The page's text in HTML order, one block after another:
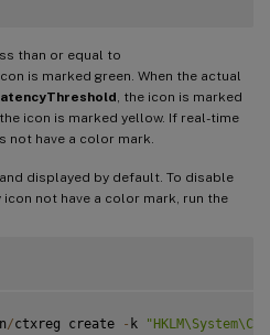
than or equal to
icon is marked green. When the actual
, the icon is marked
icon is marked yellow. If real-time
not have a color mark.
displayed by default. To disable
not have a color mark, run the
/ctxreg create - k